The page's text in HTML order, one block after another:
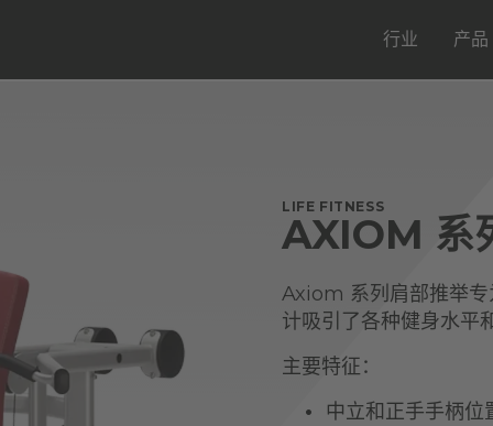
行业 产品
LIFE FITNESS
AXIOM 系
Axiom 系列肩部推举专
计吸引了各种健身水平
主要特征：
中立和正手手柄